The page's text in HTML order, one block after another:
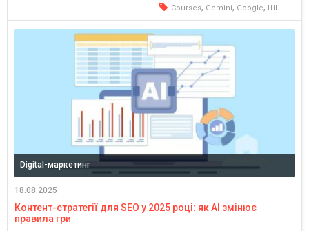
Courses, Gemini, Google, ШІ
Digital-маркетинг
18.08.2025
Контент-стратегії для SEO у 2025 році: як AI змінює
правила гри